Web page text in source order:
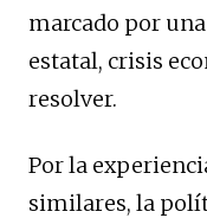
marcado por
estatal, crisis
resolver.
Por la
similares, la